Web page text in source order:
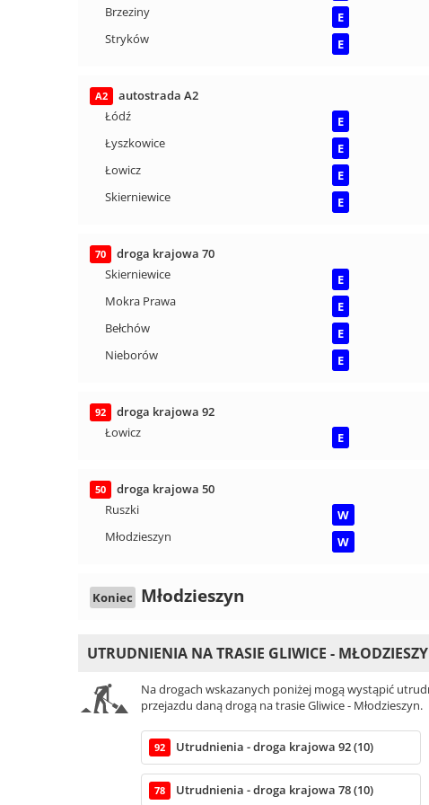
Brzeziny
E
Stryków
E
A2
autostrada A2
Łódź
E
Łyszkowice
E
Łowicz
E
Skierniewice
E
70
droga krajowa 70
Skierniewice
E
Mokra Prawa
E
Bełchów
E
Nieborów
E
92
droga krajowa 92
Łowicz
E
50
droga krajowa 50
Ruszki
W
Młodzieszyn
W
Koniec Młodzieszyn
UTRUDNIENIA NA TRASIE GLIWICE -
Na drogach wskazanych poniżej mogą wystąpić
przejazdu daną drogą na trasie Gliwice - Młodzieszyn.
92 Utrudnienia - droga krajowa 92 (10)
78 Utrudnienia - droga krajowa 78 (10)